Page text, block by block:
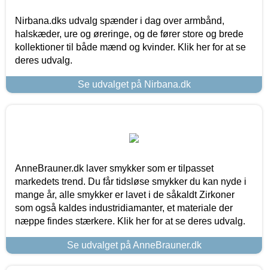
Nirbana.dks udvalg spænder i dag over armbånd,
halskæder, ure og øreringe, og de fører store og brede
kollektioner til både mænd og kvinder. Klik her for at se
deres udvalg.
Se udvalget på Nirbana.dk
AnneBrauner.dk laver smykker som er tilpasset
markedets trend. Du får tidsløse smykker du kan nyde i
mange år, alle smykker er lavet i de såkaldt Zirkoner
som også kaldes industridiamanter, et materiale der
næppe findes stærkere. Klik her for at se deres udvalg.
Se udvalget på AnneBrauner.dk